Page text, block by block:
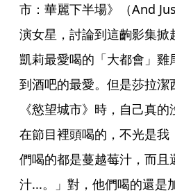
市：華麗下半場》（And
演女星，討論到這齣影集
凱莉最愛喝的「大都會」
到酒吧的最愛。但是莎拉
《慾望城市》時，自己真
在節目裡頭喝的，不光是
們喝的都是蔓越莓汁，而且
汁...。」對，他們喝的還是